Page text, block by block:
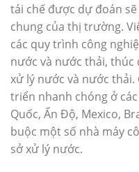
tái chế được dự đoán
chung của thị trường.
các quy trình công
nước và nước thải, thúc
xử lý nước và nước thải.
triển nhanh chóng ở
Quốc, Ấn Độ, Mexico,
buộc một số nhà máy
sở xử lý nước.